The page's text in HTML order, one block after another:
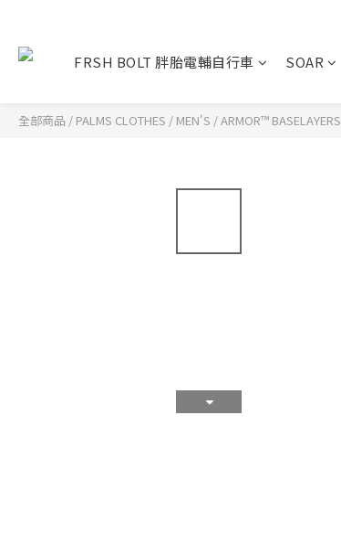
FRSH BOLT 胖胎電輔自行車 SOAR
全部商品 / PALMS CLOTHES / MEN'S /ARMOR™ BASELAYERS